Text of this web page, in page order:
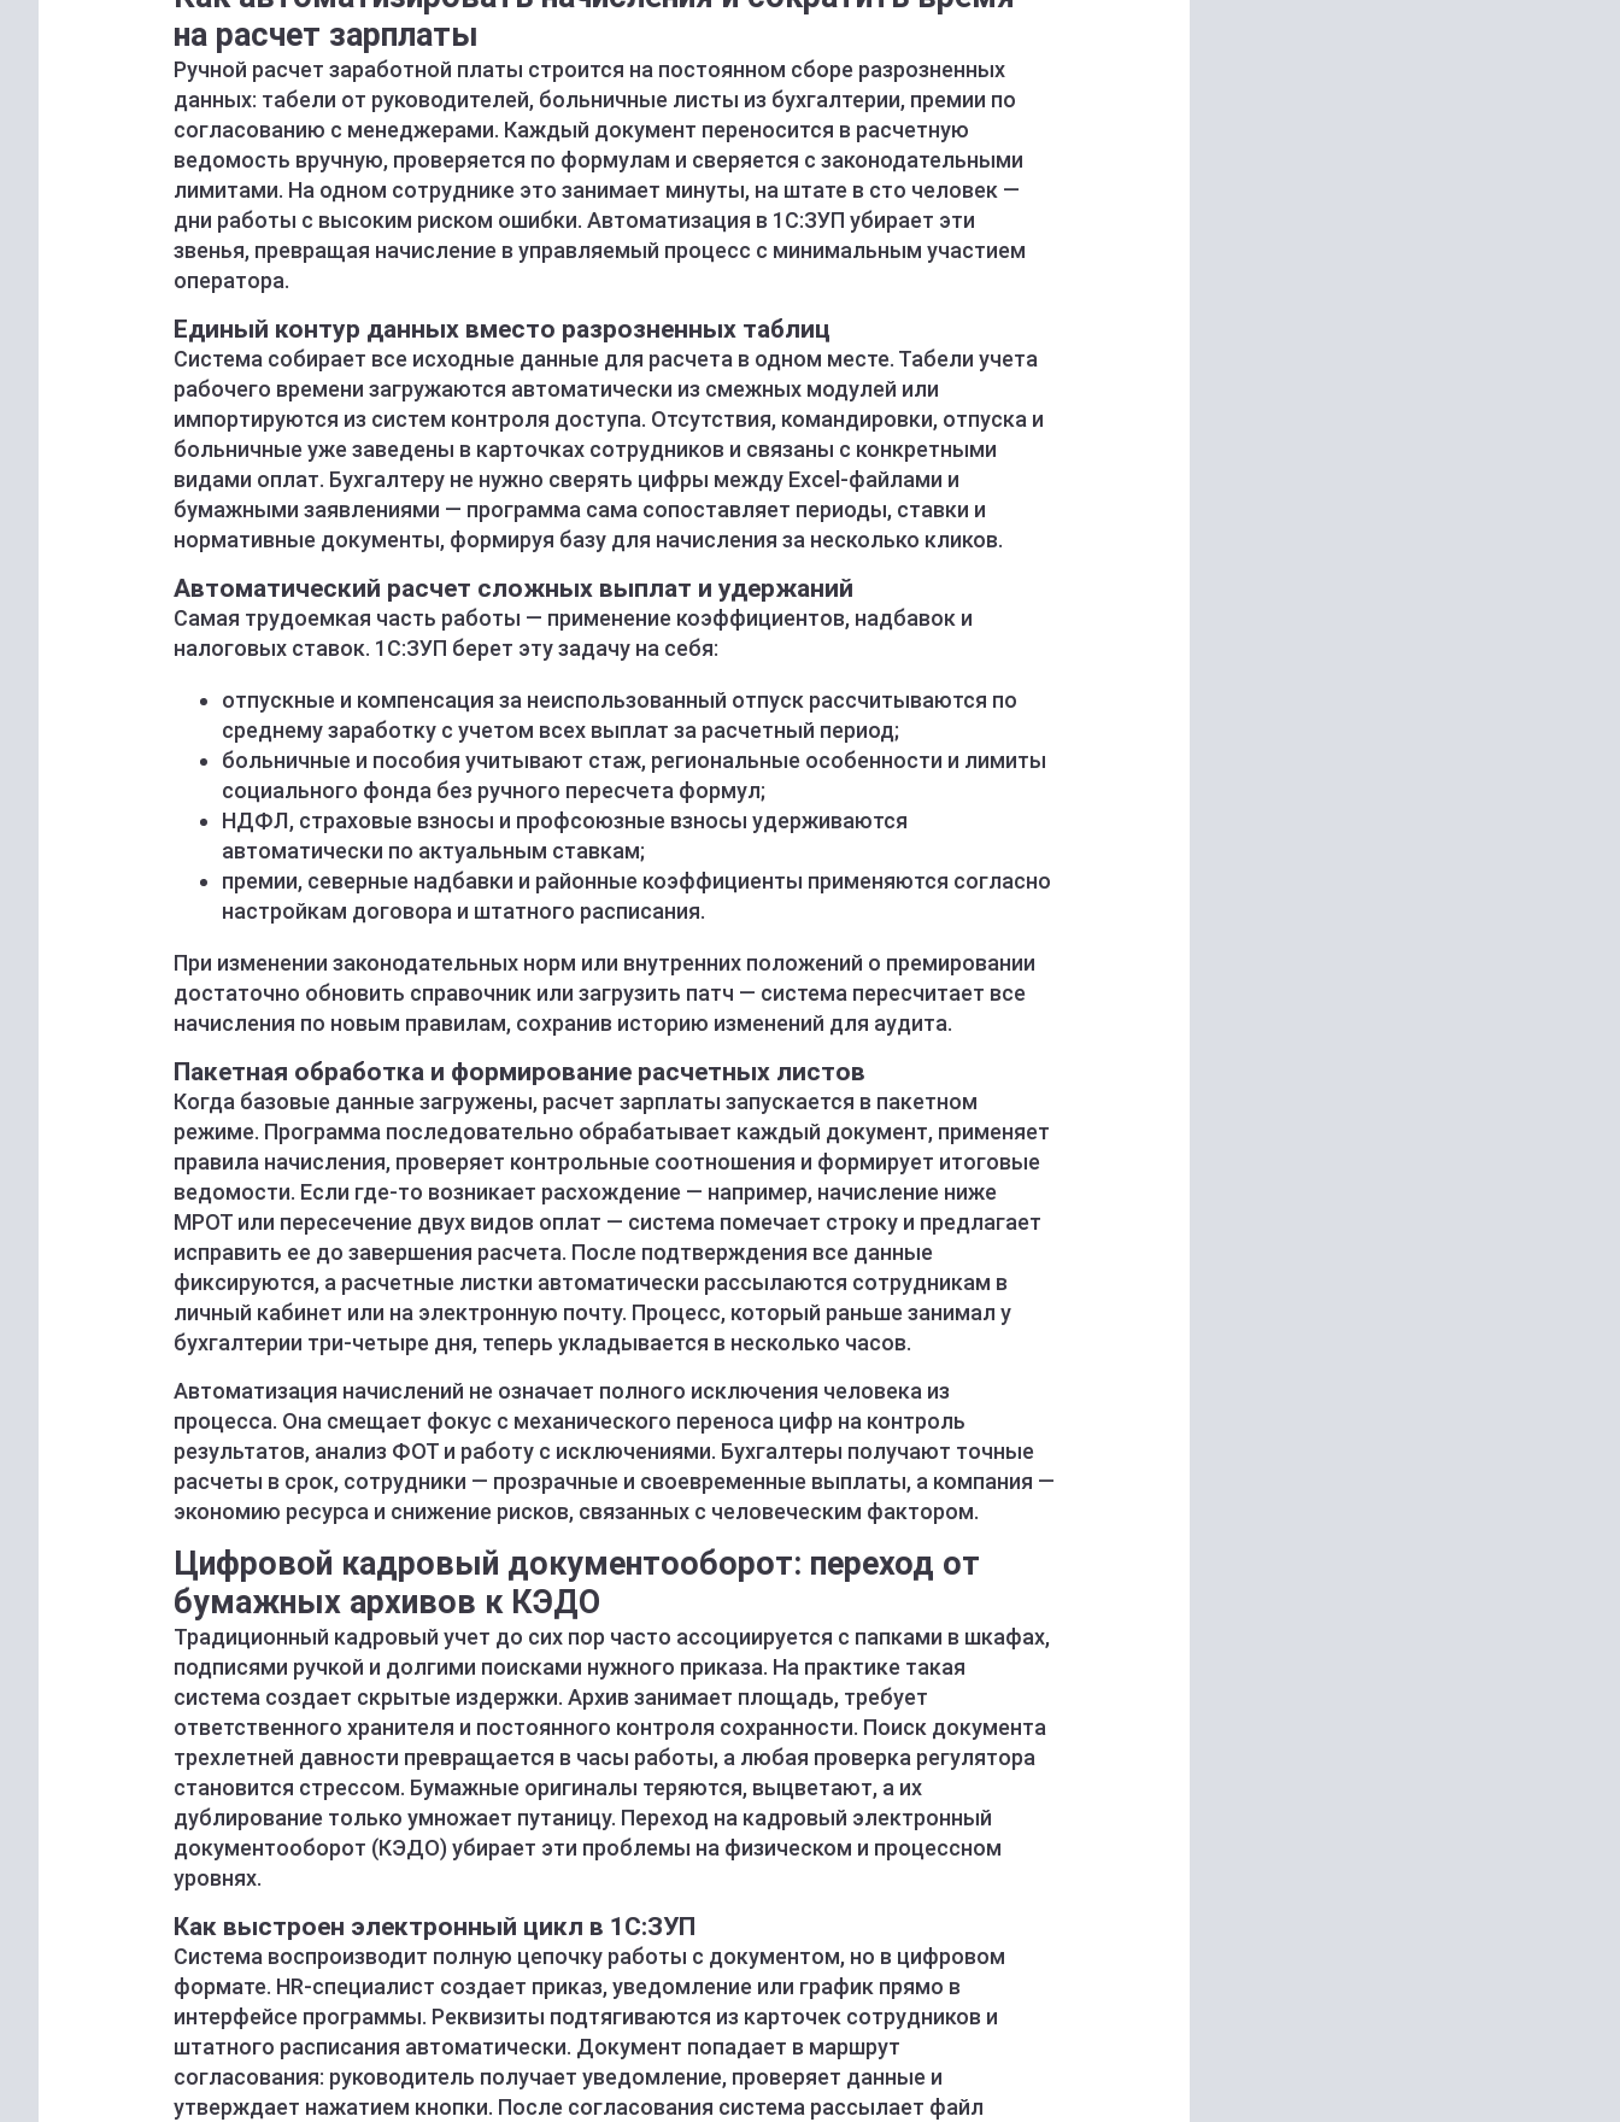
на расчет зарплаты
Ручной расчет заработной платы строится на постоянном сборе разрозненных
данных: табели от руководителей, больничные листы из бухгалтерии, премии по
согласованию с менеджерами. Каждый документ переносится в расчетную
ведомость вручную, проверяется по формулам и сверяется с законодательными
лимитами. На одном сотруднике это занимает минуты, на штате в сто человек —
дни работы с высоким риском ошибки. Автоматизация в 1С:ЗУП убирает эти
звенья, превращая начисление в управляемый процесс с минимальным участием
оператора.
Единый контур данных вместо разрозненных таблиц
Система собирает все исходные данные для расчета в одном месте. Табели учета
рабочего времени загружаются автоматически из смежных модулей или
импортируются из систем контроля доступа. Отсутствия, командировки, отпуска и
больничные уже заведены в карточках сотрудников и связаны с конкретными
видами оплат. Бухгалтеру не нужно сверять цифры между Excel-файлами и
бумажными заявлениями — программа сама сопоставляет периоды, ставки и
нормативные документы, формируя базу для начисления за несколько кликов.
Автоматический расчет сложных выплат и удержаний
Самая трудоемкая часть работы — применение коэффициентов, надбавок и
налоговых ставок. 1С:ЗУП берет эту задачу на себя:
отпускные и компенсация за неиспользованный отпуск рассчитываются по
среднему заработку с учетом всех выплат за расчетный период;
больничные и пособия учитывают стаж, региональные особенности и лимиты
социального фонда без ручного пересчета формул;
НДФЛ, страховые взносы и профсоюзные взносы удерживаются
автоматически по актуальным ставкам;
премии, северные надбавки и районные коэффициенты применяются согласно
настройкам договора и штатного расписания.
При изменении законодательных норм или внутренних положений о премировании
достаточно обновить справочник или загрузить патч — система пересчитает все
начисления по новым правилам, сохранив историю изменений для аудита.
Пакетная обработка и формирование расчетных листов
Когда базовые данные загружены, расчет зарплаты запускается в пакетном
режиме. Программа последовательно обрабатывает каждый документ, применяет
правила начисления, проверяет контрольные соотношения и формирует итоговые
ведомости. Если где-то возникает расхождение — например, начисление ниже
МРОТ или пересечение двух видов оплат — система помечает строку и предлагает
исправить ее до завершения расчета. После подтверждения все данные
фиксируются, а расчетные листки автоматически рассылаются сотрудникам в
личный кабинет или на электронную почту. Процесс, который раньше занимал у
бухгалтерии три-четыре дня, теперь укладывается в несколько часов.
Автоматизация начислений не означает полного исключения человека из
процесса. Она смещает фокус с механического переноса цифр на контроль
результатов, анализ ФОТ и работу с исключениями. Бухгалтеры получают точные
расчеты в срок, сотрудники — прозрачные и своевременные выплаты, а компания —
экономию ресурса и снижение рисков, связанных с человеческим фактором.
Цифровой кадровый документооборот: переход от
бумажных архивов к КЭДО
Традиционный кадровый учет до сих пор часто ассоциируется с папками в шкафах,
подписями ручкой и долгими поисками нужного приказа. На практике такая
система создает скрытые издержки. Архив занимает площадь, требует
ответственного хранителя и постоянного контроля сохранности. Поиск документа
трехлетней давности превращается в часы работы, а любая проверка регулятора
становится стрессом. Бумажные оригиналы теряются, выцветают, а их
дублирование только умножает путаницу. Переход на кадровый электронный
документооборот (КЭДО) убирает эти проблемы на физическом и процессном
уровнях.
Как выстроен электронный цикл в 1С:ЗУП
Система воспроизводит полную цепочку работы с документом, но в цифровом
формате. HR-специалист создает приказ, уведомление или график прямо в
интерфейсе программы. Реквизиты подтягиваются из карточек сотрудников и
штатного расписания автоматически. Документ попадает в маршрут
согласования: руководитель получает уведомление, проверяет данные и
утверждает нажатием кнопки. После согласования система рассылает файл